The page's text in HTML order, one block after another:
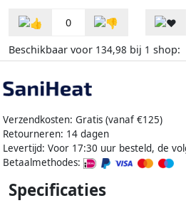
0
Beschikbaar voor 134,98 bij 1 shop:
Verzendkosten: Gratis (vanaf €125)
Retourneren: 14 dagen
Levertijd: Voor 17:30 uur besteld, de
Betaalmethodes:
Specificaties